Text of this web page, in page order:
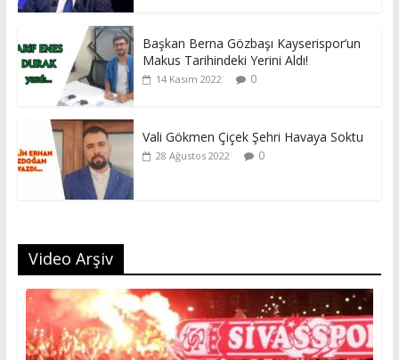
Başkan Berna Gözbaşı Kayserispor’un
Makus Tarihindeki Yerini Aldı!
14 Kasım 2022 0
Vali Gökmen Çiçek Şehri Havaya Soktu
28 Ağustos 2022 0
Video Arşiv